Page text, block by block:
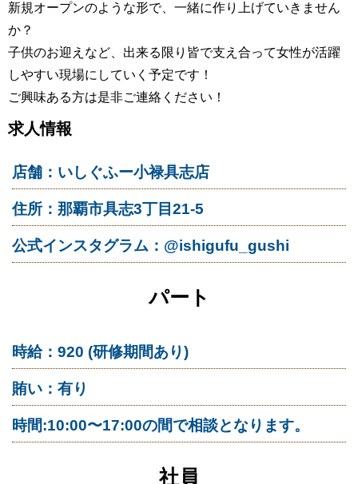
新規オープンのような形で、一緒に作り上げていきません
か？
子供のお迎えなど、出来る限り皆で支え合って女性が活躍
しやすい現場にしていく予定です！
ご興味ある方は是非ご連絡ください！
求人情報
店舗：いしぐふー小禄具志店
住所：那覇市具志3丁目21-5
公式インスタグラム：@ishigufu_gushi
パート
時給：920 (研修期間あり)
賄い：有り
時間:10:00〜17:00の間で相談となります。
社員